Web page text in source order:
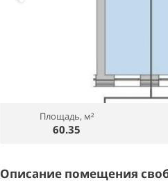
Площадь, м²
60.35
Описание помещения